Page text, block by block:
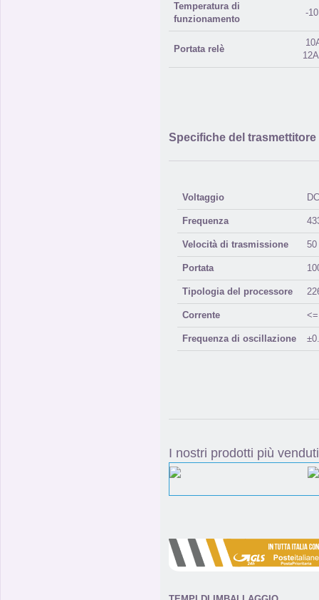
Temperatura di
funzionamento
-
Portata relè
Specifiche del trasmettitore
Voltaggio
Frequenza
Velocità di trasmissione 50
Portata
Tipologia del processore
Corrente
Frequenza di oscillazione
I nostri prodotti più venduti